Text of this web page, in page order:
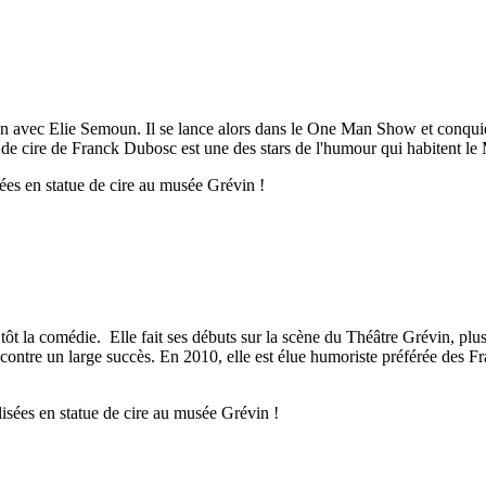
Elie Semoun. Il se lance alors dans le One Man Show et
cire de Franck Dubosc est une des stars de l'humour qui habitent
en statue de cire au musée Grévin !
la comédie. Elle fait ses débuts sur la scène du Théâtre Grévin,
un large succès. En 2010, elle est élue humoriste préférée des
en statue de cire au musée Grévin !